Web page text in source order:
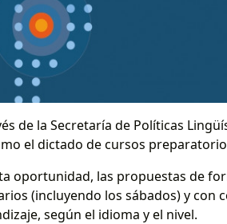
de la Secretaría de Políticas
el dictado de cursos
oportunidad, las propuestas de
(incluyendo los sábados) y con
según el idioma y el nivel.